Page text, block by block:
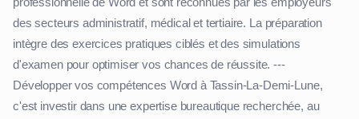
des secteurs administratif, médical et tertiaire. La préparation
intègre des exercices pratiques ciblés et des simulations
d'examen pour optimiser vos chances de réussite. ---
Développer vos compétences Word à Tassin-La-Demi-Lune,
c'est investir dans une expertise bureautique recherchée, au